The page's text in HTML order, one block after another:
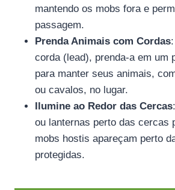
mantendo os mobs fora e
passagem.
Prenda Animais com Cordas
corda (lead), prenda-a em um
para manter seus animais,
ou cavalos, no lugar.
Ilumine ao Redor das Cercas
ou lanternas perto das cercas
mobs hostis apareçam perto
protegidas.